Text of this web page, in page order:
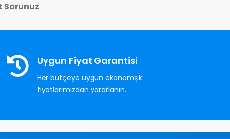
Sorunuz
Uygun Fiyat Garantisi
Her bütçeye uygun ekonomşik
fiyatlarımızdan yararlanın.